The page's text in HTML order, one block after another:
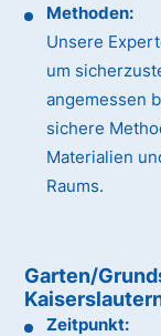
Methoden:
Unsere
um
angemessen
sichere
Materialien
Raums.
Garten/
Zeitpunkt: